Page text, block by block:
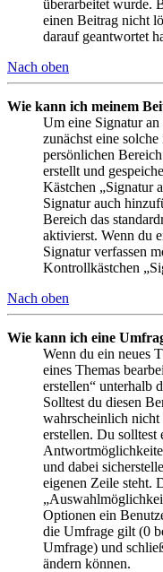
überarbeitet wurde.
einen Beitrag nicht
darauf geantwortet
Nach oben
Wie kann ich meinem
Um eine Signatur
zunächst eine
persönlichen
erstellt und
Kästchen „Signatur
Signatur auch
Bereich das
aktivierst. Wenn du
Signatur verfassen
Kontrollkästchen
Nach oben
Wie kann ich eine
Wenn du ein neues
eines Themas
erstellen“ unterhalb
Solltest du diesen
wahrscheinlich
erstellen. Du solltest
und dabei
eigenen Zeile steht.
Optionen ein
die Umfrage gilt (0
Umfrage) und
ändern können.